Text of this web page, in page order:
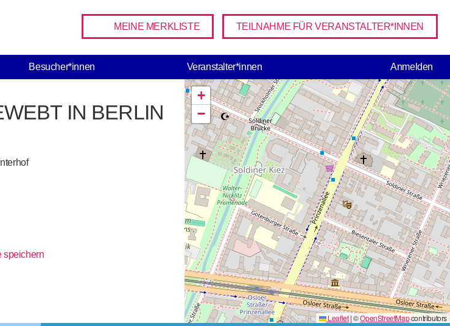
Instagram
MEINE MERKLISTE TEILNAHME FÜR VERANSTALTER*INNEN
Besucher*innen Veranstalter*innen USER
Anmelden
IN BERLIN
speichern
+
−
Leaflet |©OpenStreetMapcontributors